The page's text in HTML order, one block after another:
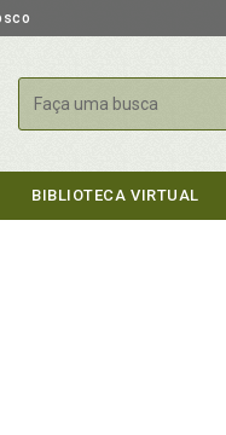
Buscar
BIBLIOTECA VIRTUAL